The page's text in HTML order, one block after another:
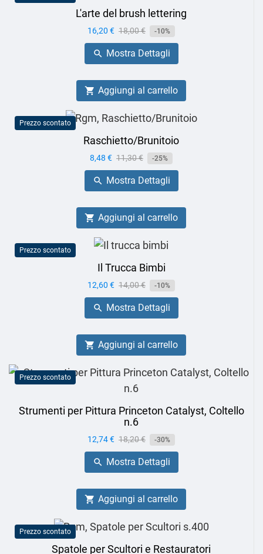
L'arte del brush lettering
Prezzo
16,20 € Prezzo
base
18,00 € -10%
 Mostra Dettagli
 Aggiungi al carrello
Prezzo scontato
Raschietto/Brunitoio
Prezzo
8,48 € Prezzo
base
11,30 € -25%
 Mostra Dettagli
 Aggiungi al carrello
Prezzo scontato
Il Trucca Bimbi
Prezzo
12,60 € Prezzo
base
14,00 € -10%
 Mostra Dettagli
 Aggiungi al carrello
Prezzo scontato
Strumenti per Pittura Princeton Catalyst, Coltello
n.6
Prezzo
12,74 € Prezzo
base
18,20 € -30%
 Mostra Dettagli
 Aggiungi al carrello
Prezzo scontato
Spatole per Scultori e Restauratori